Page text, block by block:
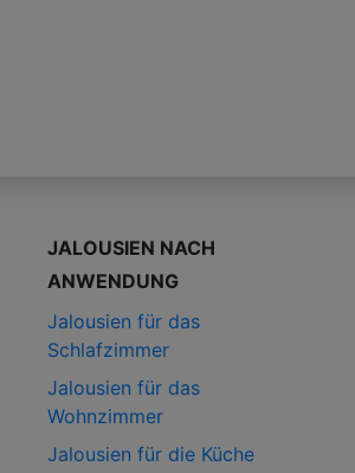
JALOUSIEN NACH
ANWENDUNG
Jalousien für das
Schlafzimmer
Jalousien für das
Wohnzimmer
Jalousien für die Küche